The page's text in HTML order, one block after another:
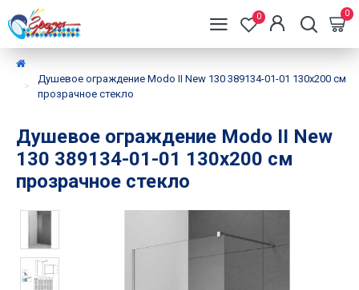
0 0
Душевое ограждение Modo II New 130 389134-01-01 130х200 см
прозрачное стекло
Душевое ограждение Modo II New
130 389134-01-01 130х200 см
прозрачное стекло